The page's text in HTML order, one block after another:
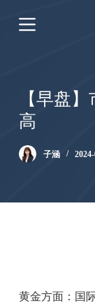
跳
过
【早盘
高
子涵
黄金方面：国